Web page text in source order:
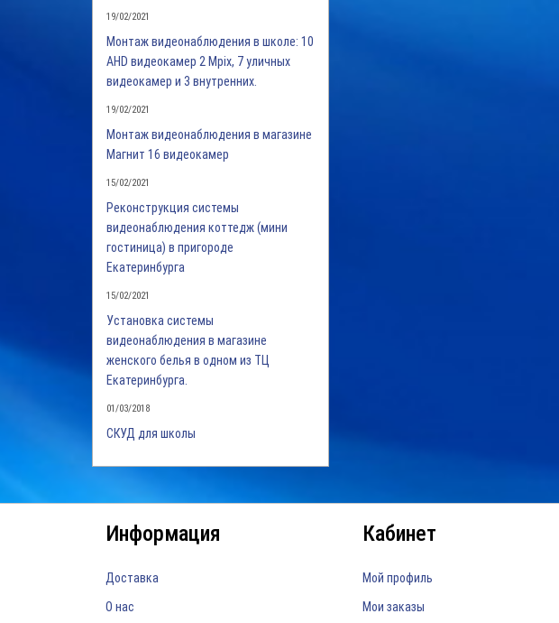
19/02/2021
Монтаж видеонаблюдения в школе: 10
AHD видеокамер 2 Mpix, 7 уличных
видеокамер и 3 внутренних.
19/02/2021
Монтаж видеонаблюдения в магазине
Магнит 16 видеокамер
15/02/2021
Реконструкция системы
видеонаблюдения коттедж (мини
гостиница) в пригороде
Екатеринбурга
15/02/2021
Установка системы
видеонаблюдения в магазине
женского белья в одном из ТЦ
Екатеринбурга.
01/03/2018
СКУД для школы
Информация
Доставка
О нас
Кабинет
Мой профиль
Мои заказы